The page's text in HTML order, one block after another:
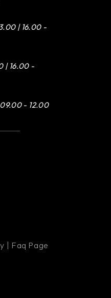
| 16.00 -
| 16.00 -
09.00 - 12.00
Faq Page